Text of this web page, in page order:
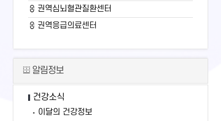
권역심뇌혈관질환센터
권역응급의료센터
알림정보
건강소식
이달의 건강정보